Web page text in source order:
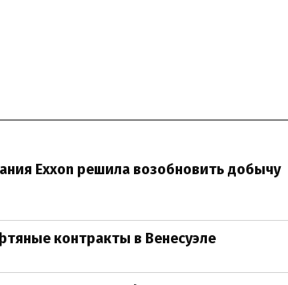
Exxon решила возобновить добычу
контракты в Венесуэле